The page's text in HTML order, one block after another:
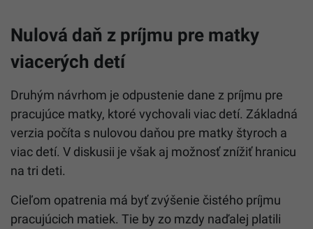
Nulová daň z príjmu pre matky
viacerých detí
Druhým návrhom je odpustenie dane z príjmu pre
pracujúce matky, ktoré vychovali viac detí. Základná
verzia počíta s nulovou daňou pre matky štyroch a
viac detí. V diskusii je však aj možnosť znížiť hranicu
na tri deti.
Cieľom opatrenia má byť zvýšenie čistého príjmu
pracujúcich matiek. Tie by zo mzdy naďalej platili